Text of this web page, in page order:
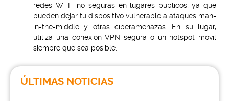
redes Wi-Fi no seguras en lugares públicos, ya que
pueden dejar tu dispositivo vulnerable a ataques man-
in-the-middle y otras ciberamenazas. En su lugar,
utiliza una conexión VPN segura o un hotspot móvil
siempre que sea posible.
ÚLTIMAS NOTICIAS